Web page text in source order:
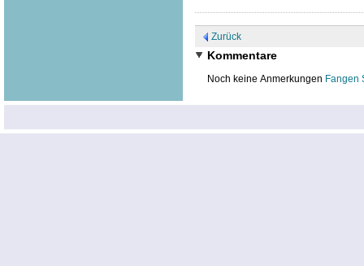
Zurück
Kommentare
Noch keine Anmerkungen Fangen